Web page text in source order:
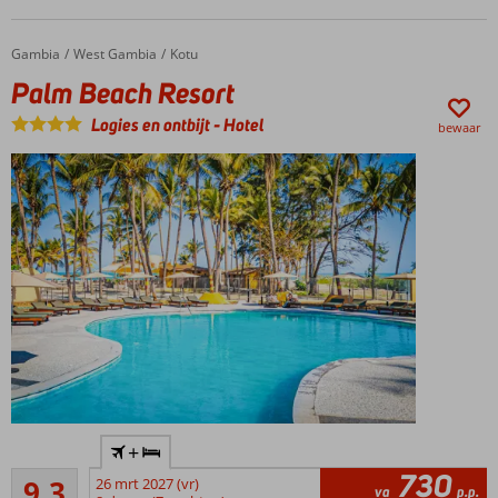
het
zandstrand
loopafstand
van Kololi
Home
Gambia West Gambia Kotu
Palm Beach Resort
Palm Beach Resort
Logies en ontbijt-Hotel bewaar
mooiste
Uitstekend
+
26 mrt 2027 (vr)
va 730 p.p.